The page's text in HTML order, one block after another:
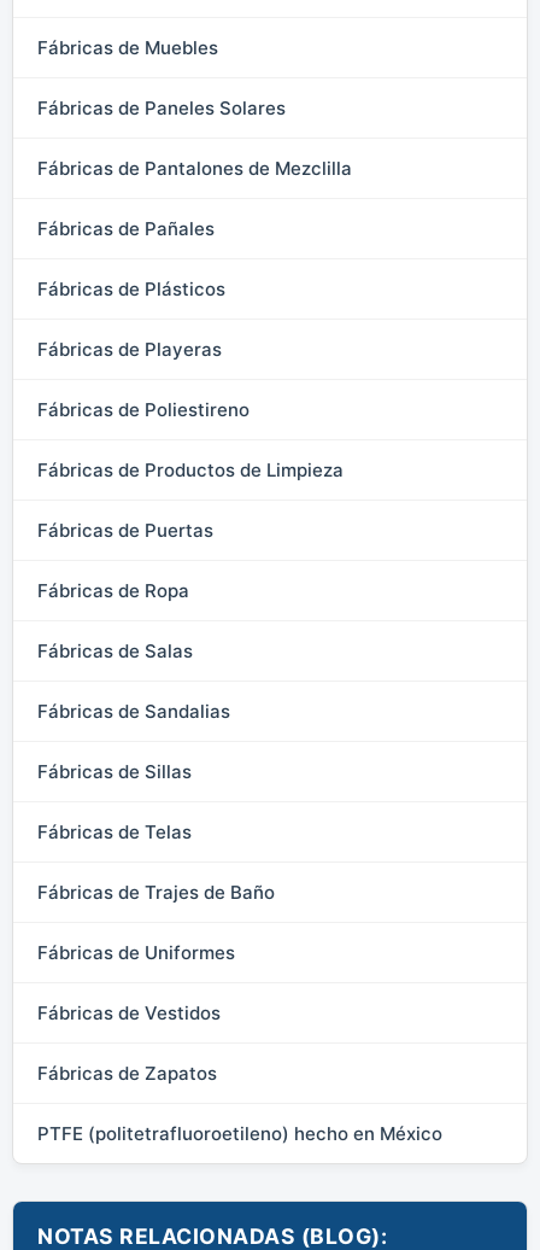
Fábricas de Muebles
Fábricas de Paneles Solares
Fábricas de Pantalones de Mezclilla
Fábricas de Pañales
Fábricas de Plásticos
Fábricas de Playeras
Fábricas de Poliestireno
Fábricas de Productos de Limpieza
Fábricas de Puertas
Fábricas de Ropa
Fábricas de Salas
Fábricas de Sandalias
Fábricas de Sillas
Fábricas de Telas
Fábricas de Trajes de Baño
Fábricas de Uniformes
Fábricas de Vestidos
Fábricas de Zapatos
PTFE (politetrafluoroetileno) hecho en México
NOTAS RELACIONADAS (BLOG):